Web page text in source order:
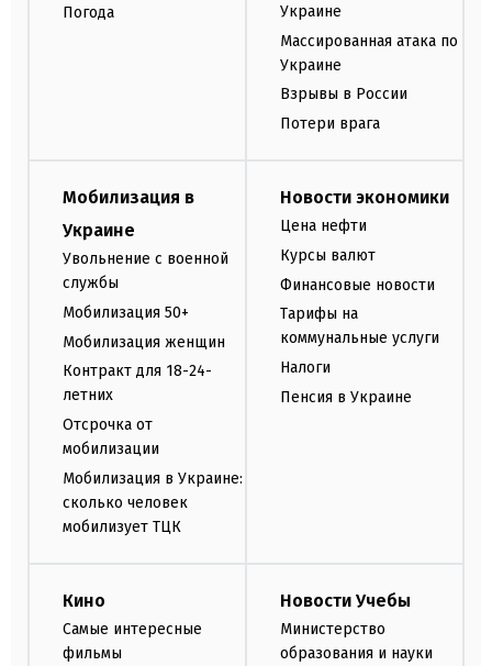
Погода
Украине
Массированная атака по
Украине
Взрывы в России
Потери врага
Мобилизация в
Украине
Увольнение с военной
службы
Мобилизация 50+
Мобилизация женщин
Контракт для 18-24-
летних
Отсрочка от
мобилизации
Мобилизация в Украине:
сколько человек
мобилизует ТЦК
Новости экономики
Цена нефти
Курсы валют
Финансовые новости
Тарифы на
коммунальные услуги
Налоги
Пенсия в Украине
Кино
Самые интересные
фильмы
Новости Учебы
Министерство
образования и науки